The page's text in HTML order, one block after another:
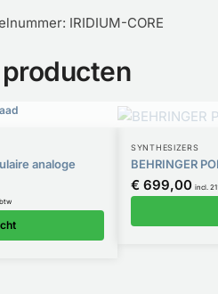
IRIDIUM-CORE
analoge
was: € 589,00.
prijs is: € 559,00.
SYNTHESIZERS
BEHRINGER
€ 699,00 incl.